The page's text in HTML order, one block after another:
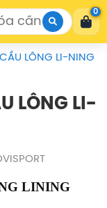
0
LÔNG LI-NING
LÔNG LI-
LINING